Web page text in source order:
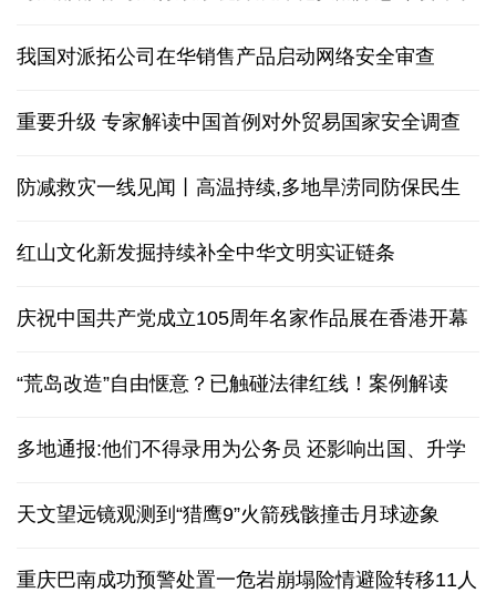
中国元首外交的世界情怀与大国气派
司法部部署司法行政系统开展深化扫黑除恶专项斗争
我国对派拓公司在华销售产品启动网络安全审查
重要升级 专家解读中国首例对外贸易国家安全调查
防减救灾一线见闻丨高温持续,多地旱涝同防保民生
红山文化新发掘持续补全中华文明实证链条
庆祝中国共产党成立105周年名家作品展在香港开幕
“荒岛改造”自由惬意？已触碰法律红线！案例解读
多地通报:他们不得录用为公务员 还影响出国、升学